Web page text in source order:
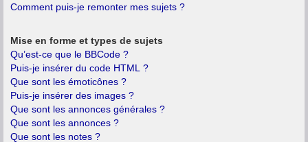
Comment puis-je remonter mes sujets ?
Mise en forme et types de sujets
Qu’est-ce que le BBCode ?
Puis-je insérer du code HTML ?
Que sont les émoticônes ?
Puis-je insérer des images ?
Que sont les annonces générales ?
Que sont les annonces ?
Que sont les notes ?